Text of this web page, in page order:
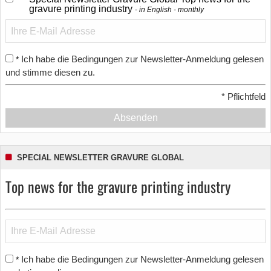
gravure printing industry
in English - monthly
* Ich habe die Bedingungen zur Newsletter-Anmeldung gelesen
und stimme diesen zu.
* Pflichtfeld
Absenden
SPECIAL NEWSLETTER GRAVURE GLOBAL
Top news for the gravure printing industry
* Ich habe die Bedingungen zur Newsletter-Anmeldung gelesen